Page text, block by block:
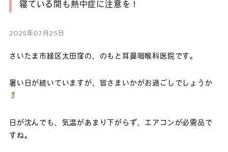
寝ている間も熱中症に注意を！
2025年07月25日
さいたま市緑区太田窪の、のもと耳鼻咽喉科医院です。
暑い日が続いていますが、皆さまいかがお過ごしでしょうか
日が沈んでも、気温があまり下がらず、エアコンが必需品で
すね。